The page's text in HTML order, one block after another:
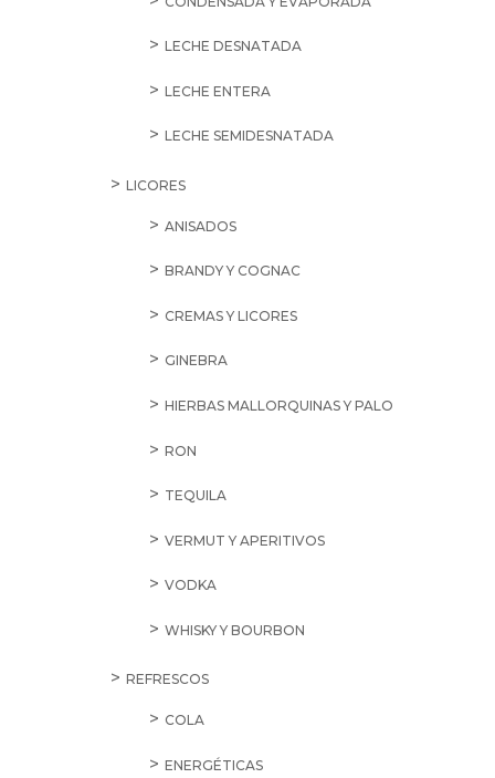
LECHE DESNATADA
LECHE ENTERA
LECHE SEMIDESNATADA
LICORES
ANISADOS
BRANDY Y COGNAC
CREMAS Y LICORES
GINEBRA
HIERBAS MALLORQUINAS Y PALO
RON
TEQUILA
VERMUT Y APERITIVOS
VODKA
WHISKY Y BOURBON
REFRESCOS
COLA
ENERGÉTICAS